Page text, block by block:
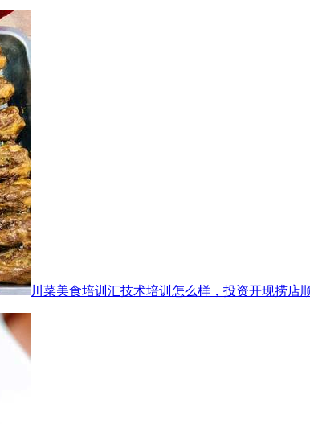
川菜美食培训汇技术培训怎么样，投资开现捞店